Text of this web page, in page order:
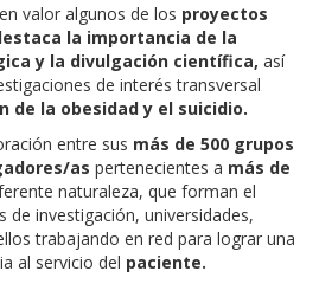
valor algunos de los proyectos
la importancia de la
y la divulgación científica, así
de interés transversal
de la obesidad y el suicidio.
entre sus más de 500 grupos
as pertenecientes a más de
naturaleza, que forman el
de investigación, universidades,
trabajando en red para lograr una
al servicio del paciente.